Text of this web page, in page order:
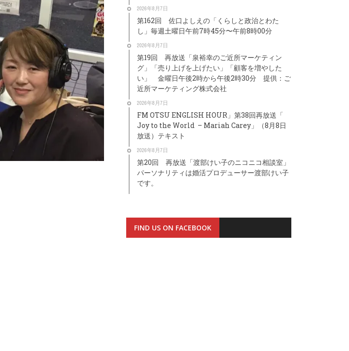
2026年8月7日
第162回 佐口よしえの「くらしと政治とわた
し」毎週土曜日午前7時45分〜午前8時00分
2026年8月7日
第19回 再放送「泉裕幸のご近所マーケティン
グ」「売り上げを上げたい」「顧客を増やした
い」 金曜日午後2時から午後2時30分 提供：ご
近所マーケティング株式会社
2026年8月7日
FM OTSU ENGLISH HOUR」第38回再放送「
Joy to the World – Mariah Carey」（8月8日
放送）テキスト
2026年8月7日
第20回 再放送「渡部けい子のニコニコ相談室」
パーソナリティは婚活プロデューサー渡部けい子
です。
FIND US ON FACEBOOK